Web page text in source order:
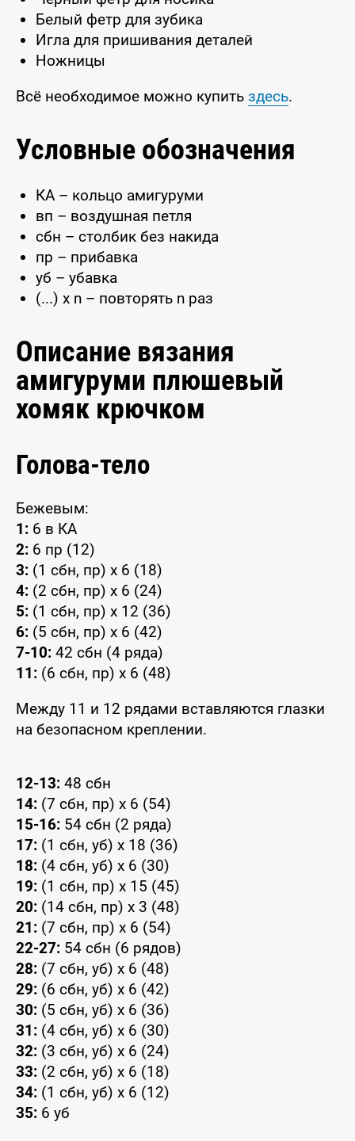
Белый фетр для зубика
Игла для пришивания деталей
Ножницы
Всё необходимое можно купить здесь.
Условные обозначения
КА – кольцо амигуруми
вп – воздушная петля
сбн – столбик без накида
пр – прибавка
уб – убавка
(...) x n – повторять n раз
Описание вязания
амигуруми плюшевый
хомяк крючком
Голова-тело
Бежевым:
1: 6 в КА
2: 6 пр (12)
3: (1 сбн, пр) x 6 (18)
4: (2 сбн, пр) x 6 (24)
5: (1 сбн, пр) x 12 (36)
6: (5 сбн, пр) x 6 (42)
7-10: 42 сбн (4 ряда)
11: (6 сбн, пр) x 6 (48)
Между 11 и 12 рядами вставляются глазки
на безопасном креплении.
12-13: 48 сбн
14: (7 сбн, пр) x 6 (54)
15-16: 54 сбн (2 ряда)
17: (1 сбн, уб) x 18 (36)
18: (4 сбн, уб) x 6 (30)
19: (1 сбн, пр) x 15 (45)
20: (14 сбн, пр) x 3 (48)
21: (7 сбн, пр) x 6 (54)
22-27: 54 сбн (6 рядов)
28: (7 сбн, уб) x 6 (48)
29: (6 сбн, уб) x 6 (42)
30: (5 сбн, уб) x 6 (36)
31: (4 сбн, уб) x 6 (30)
32: (3 сбн, уб) x 6 (24)
33: (2 сбн, уб) x 6 (18)
34: (1 сбн, уб) x 6 (12)
35: 6 уб